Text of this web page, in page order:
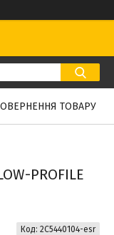
ТОВАРУ
PROFILE
Код: 2C5440104-esr